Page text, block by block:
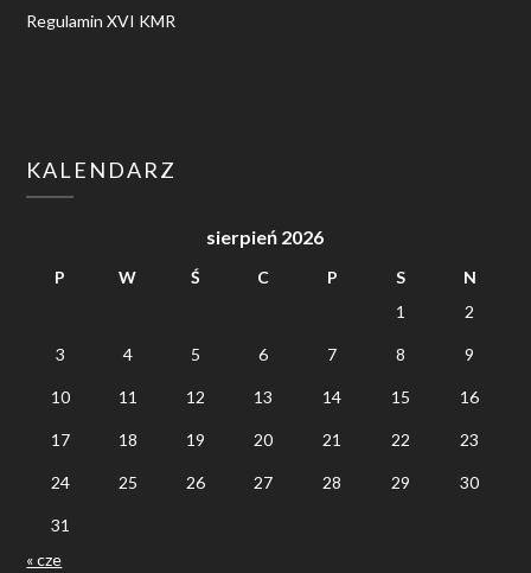
Regulamin XVI KMR
KALENDARZ
sierpień 2026
P W Ś C P S
N
1
2
3 4 5 6 7 8 9
10 11 12 13 14 15 16
17 18 19 20 21 22 23
24 25 26 27 28 29 30
31
« cze